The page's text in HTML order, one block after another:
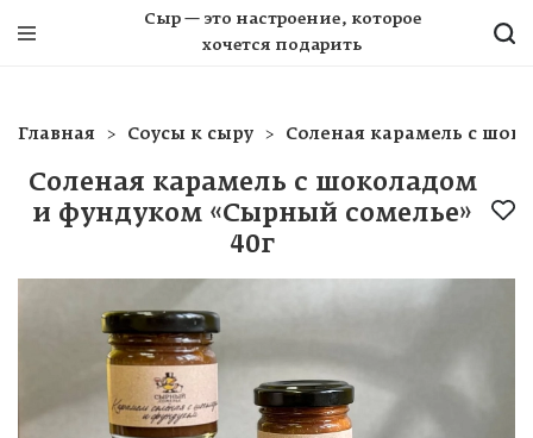
Сыр — это настроение, которое
хочется подарить
Главная Соусы к сыру Соленая карамель с
Соленая карамель с шоколадом
и фундуком «Сырный сомелье»
40г